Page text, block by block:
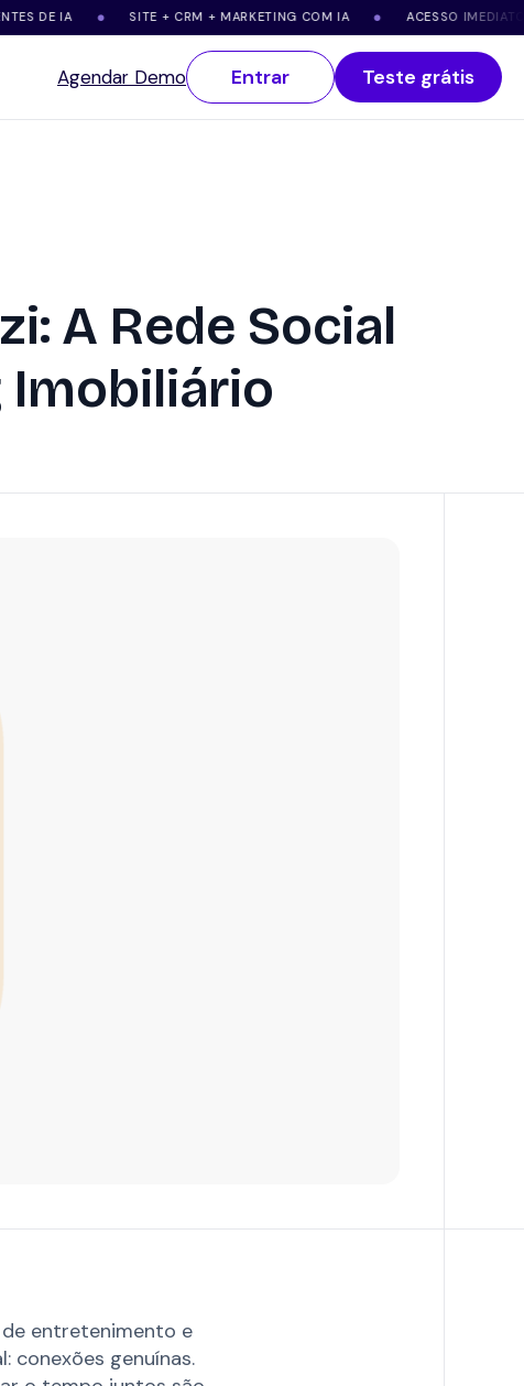
IA ● SITE + CRM + MARKETING COM IA ● ACESSO IMEDIATO ●
Agendar Demo Entrar Teste grátis
A Rede Social
Imobiliário
entretenimento e
conexões genuínas.